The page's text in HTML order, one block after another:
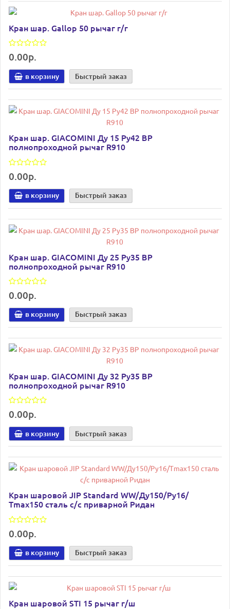
Кран шар. Gallop 50 рычаг г/г
0.00р.
в корзину Быстрый заказ
Кран шар. GIACOMINI Ду 15 Ру42 ВР
полнопроходной рычаг R910
0.00р.
в корзину Быстрый заказ
Кран шар. GIACOMINI Ду 25 Ру35 ВР
полнопроходной рычаг R910
0.00р.
в корзину Быстрый заказ
Кран шар. GIACOMINI Ду 32 Ру35 ВР
полнопроходной рычаг R910
0.00р.
в корзину Быстрый заказ
Кран шаровой JIP Standard WW/Ду150/Ру16/
Тmax150 сталь с/с приварной Ридан
0.00р.
в корзину Быстрый заказ
Кран шаровой STI 15 рычаг г/ш